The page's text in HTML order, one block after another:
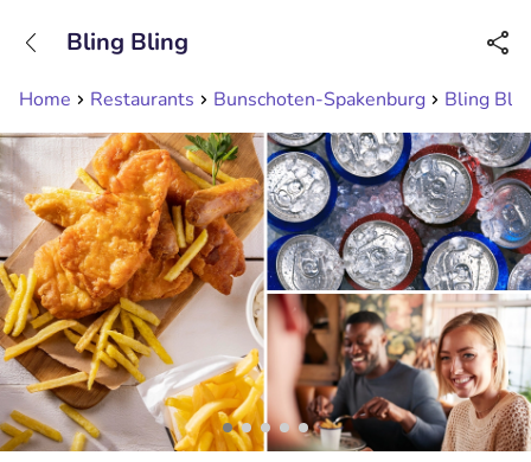
Disponible jusqu'à 23:00 heures
Home Restaurants Bunschoten-Spakenburg Bling
Bling Bling